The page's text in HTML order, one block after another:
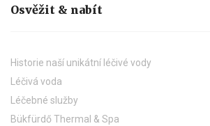
Osvěžit & nabít
Historie naší unikátní léčivé vody
Léčivá voda
Léčebné služby
Bükfürdő Thermal & Spa